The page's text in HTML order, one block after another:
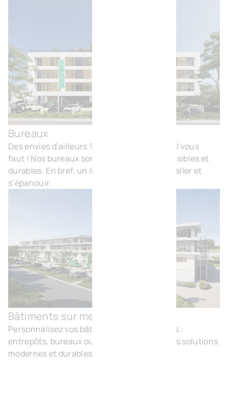
Bureaux
Des envies d’ailleurs ? BVI.EU a l’endroit qu’il vous
faut ! Nos bureaux sont confortables, accessibles et
durables. En bref, un lieu privilégié où s’installer et
s’épanouir.
Bâtiments sur mesure
Personnalisez vos bâtiments professionnels :
entrepôts, bureaux ou laboratoires, avec des solutions
modernes et durables.